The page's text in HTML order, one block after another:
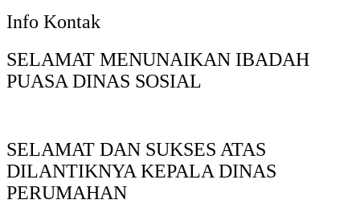
Info Kontak
SELAMAT MENUNAIKAN IBADAH
PUASA DINAS SOSIAL
SELAMAT DAN SUKSES ATAS
DILANTIKNYA KEPALA DINAS
PERUMAHAN